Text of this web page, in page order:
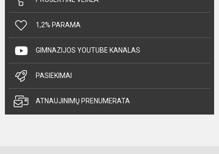
1,2% PARAMA
GIMNAZIJOS YOUTUBE KANALAS
PASIEKIMAI
ATNAUJINIMŲ PRENUMERATA